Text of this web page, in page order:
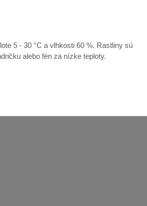
5 - 30 °C a vlhkosti 60 %. Rastliny sú
alebo fén za nízke teploty.